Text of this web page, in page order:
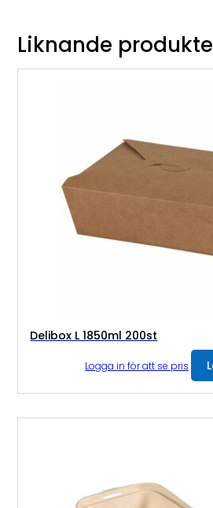
Liknande
Delibox L 1850ml 200st
Logga in för att se pris